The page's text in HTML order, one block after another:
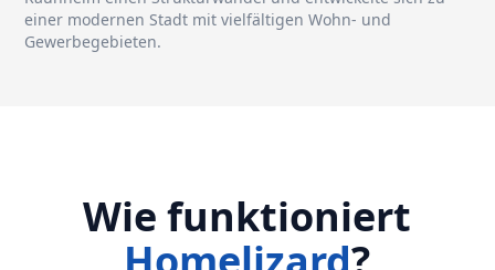
einer modernen Stadt mit vielfältigen Wohn- und
Gewerbegebieten.
Wie funktioniert